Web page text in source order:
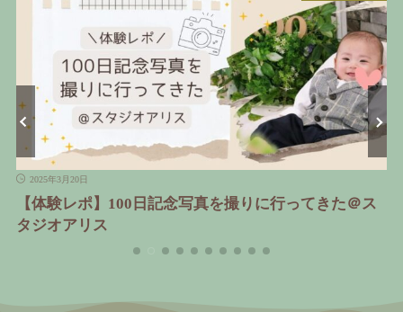
2025年3月20日
【体験レポ】100日記念写真を撮りに行ってきた＠ス
タジオアリス